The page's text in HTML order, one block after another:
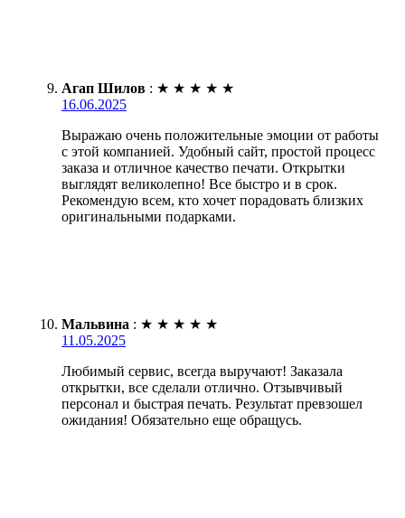
Агап Шилов : ★ ★ ★ ★ ★
16.06.2025
Выражаю очень положительные эмоции от работы
с этой компанией. Удобный сайт, простой процесс
заказа и отличное качество печати. Открытки
выглядят великолепно! Все быстро и в срок.
Рекомендую всем, кто хочет порадовать близких
оригинальными подарками.
Мальвина : ★ ★ ★ ★ ★
11.05.2025
Любимый сервис, всегда выручают! Заказала
открытки, все сделали отлично. Отзывчивый
персонал и быстрая печать. Результат превзошел
ожидания! Обязательно еще обращусь.